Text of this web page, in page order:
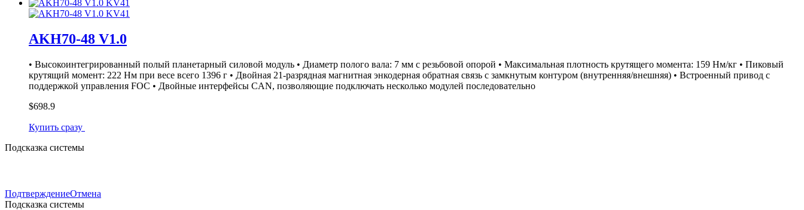
AKH70-48 V1.0
• Высокоинтегрированный полый планетарный силовой модуль • Диаметр полого вала: 7 мм с резьбовой опорой • Максимальная плотность крутящего момента: 159 Нм/кг • Пиковый
крутящий момент: 222 Нм при весе всего 1396 г • Двойная 21-разрядная магнитная энкодерная обратная связь с замкнутым контуром (внутренняя/внешняя) • Встроенный привод с
поддержкой управления FOC • Двойные интерфейсы CAN, позволяющие подключать несколько модулей последовательно
$698.9
Купить сразу
Подсказка системы
ПодтверждениеОтмена
Подсказка системы